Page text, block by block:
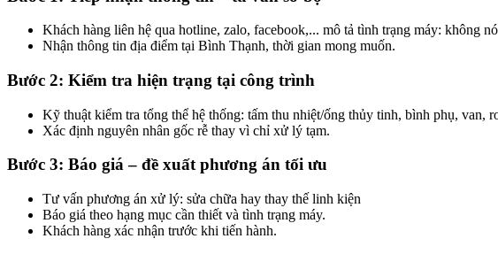
Khách hàng liên hệ qua hotline, zalo, facebook,... mô tả tình trạng máy: không
Nhận thông tin địa điểm tại Bình Thạnh, thời gian mong muốn.
Bước 2: Kiểm tra hiện trạng tại công trình
Kỹ thuật kiểm tra tổng thể hệ thống: tấm thu nhiệt/ống thủy tinh, bình phụ, van,
Xác định nguyên nhân gốc rễ thay vì chỉ xử lý tạm.
Bước 3: Báo giá – đề xuất phương án tối ưu
Tư vấn phương án xử lý: sửa chữa hay thay thế linh kiện
Báo giá theo hạng mục cần thiết và tình trạng máy.
Khách hàng xác nhận trước khi tiến hành.